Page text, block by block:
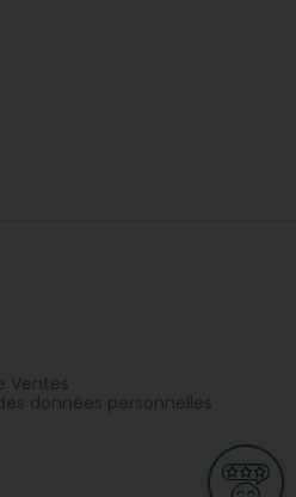
Ventes
données personnelles